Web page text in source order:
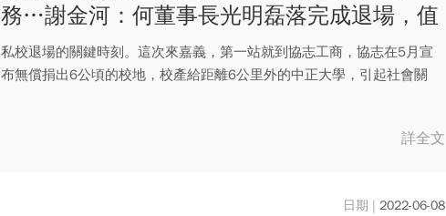
務…謝金河：何董事長光明磊落完成退場，值
得肯定
私校退場的關鍵時刻。這次來嘉義，第一站就到協志工商，協志在5月宣
布無償捐出6公頃的校地，校產給距離6公里外的中正大學，引起社會關
詳全文
2022-06-08